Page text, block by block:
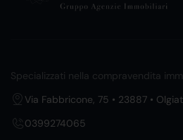
Specializzati nella compravendita
Via Fabbricone, 75 • 23887 •
0399274065